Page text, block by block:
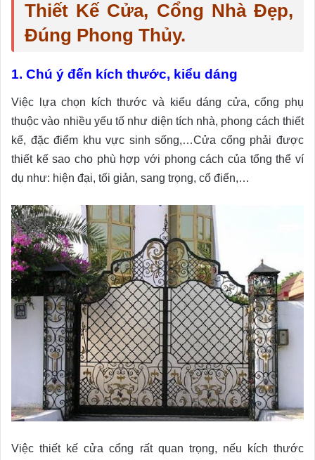
Thiết Kế Cửa, Cổng Nhà Đẹp,
Đúng Phong Thủy.
1. Chú ý đến kích thước, kiểu dáng
Việc lựa chọn kích thước và kiểu dáng cửa, cổng phụ
thuộc vào nhiều yếu tố như diện tích nhà, phong cách thiết
kế, đặc điểm khu vực sinh sống,…Cửa cổng phải được
thiết kế sao cho phù hợp với phong cách của tổng thể ví
dụ như: hiện đại, tối giản, sang trọng, cổ điển,…
Việc thiết kế cửa cổng rất quan trọng, nếu kích thước